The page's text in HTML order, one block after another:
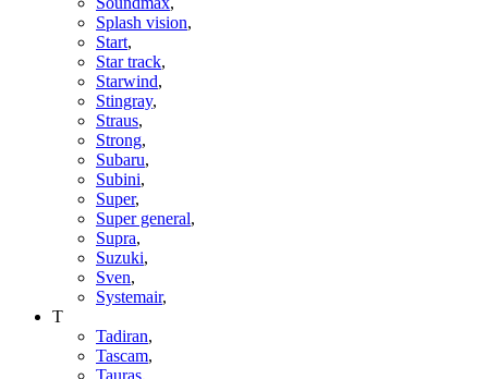
Splash vision,
Start,
Star track,
Starwind,
Stingray,
Straus,
Strong,
Subaru,
Subini,
Super,
Super general,
Supra,
Suzuki,
Sven,
Systemair,
T
Tadiran,
Tascam,
Tauras,